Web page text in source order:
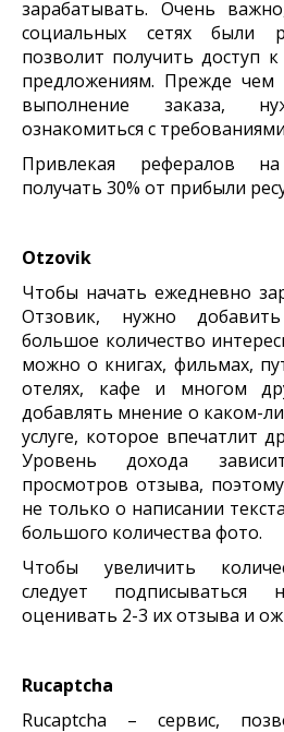
зарабатывать. Очень
социальных сетях были
позволит получить доступ
предложениям. Прежде чем
выполнение заказа,
ознакомиться с
Привлекая рефералов
получать 30% от прибыли
Otzovik
Чтобы начать ежедневно
Отзовик, нужно
большое количество
можно о книгах, фильмах,
отелях, кафе и многом
добавлять мнение о каком-
услуге, которое впечатлит
Уровень дохода
просмотров отзыва,
не только о написании
большого количества фото.
Чтобы увеличить
следует
оценивать 2-3 их отзыва и
Rucaptcha
Rucaptcha – сервис,